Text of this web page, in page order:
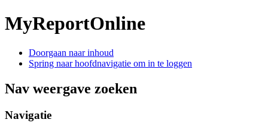
MyReportOnline
Doorgaan naar inhoud
Spring naar hoofdnavigatie om in te loggen
Nav weergave zoeken
Navigatie